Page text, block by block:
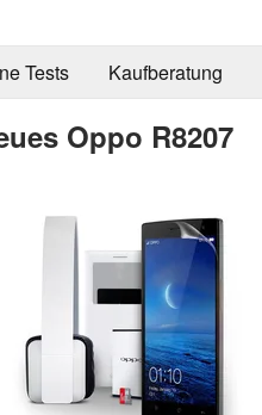
Tests Kaufberatung
Oppo R8207